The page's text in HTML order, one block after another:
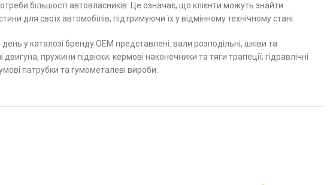
більшості автовласників. Це означає, що клієнти можуть знайти
для своїх автомобілів, підтримуючи їх у відмінному технічному стані.
день у каталозі бренду ОЕМ представлені: вали розподільні, шківи та
двигуна, пружини підвіски; кермові наконечники та тяги трапеції; гідравлічні
патрубки та гумометалеві вироби.